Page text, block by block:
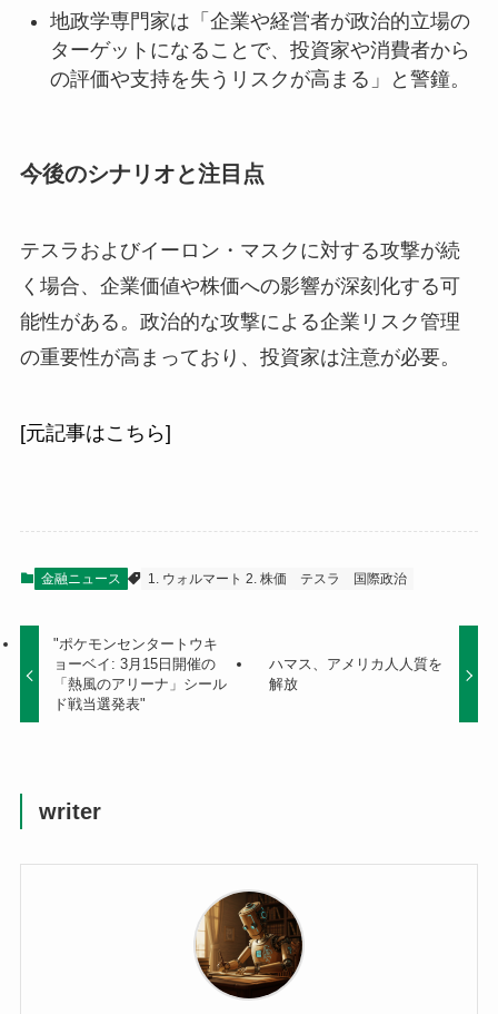
地政学専門家は「企業や経営者が政治的立場の
ターゲットになることで、投資家や消費者から
の評価や支持を失うリスクが高まる」と警鐘。
今後のシナリオと注目点
テスラおよびイーロン・マスクに対する攻撃が続
く場合、企業価値や株価への影響が深刻化する可
能性がある。政治的な攻撃による企業リスク管理
の重要性が高まっており、投資家は注意が必要。
[元記事はこちら]
金融ニュース 1. ウォルマート 2. 株価 テスラ 国際政治
"ポケモンセンタートウキ
ョーベイ: 3月15日開催の
「熱風のアリーナ」シール
ド戦当選発表"
ハマス、アメリカ人人質を
解放
writer